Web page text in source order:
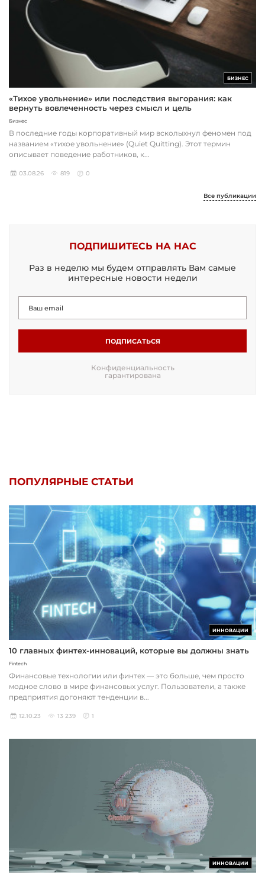
БИЗНЕС
«Тихое увольнение» или последствия выгорания: как
вернуть вовлеченность через смысл и цель
Бизнес
В последние годы корпоративный мир всколыхнул феномен под
названием «тихое увольнение» (Quiet Quitting). Этот термин
описывает поведение работников, к...
03.08.26 819 0
Все публикации
ПОДПИШИТЕСЬ НА НАС
Раз в неделю мы будем отправлять Вам самые
интересные новости недели
ПОДПИСАТЬСЯ
Конфиденциальность
гарантирована
ПОПУЛЯРНЫЕ СТАТЬИ
ИННОВАЦИИ
10 главных финтех-инноваций, которые вы должны знать
Fintech
Финансовые технологии или финтех — это больше, чем просто
модное слово в мире финансовых услуг. Пользователи, а также
предприятия догоняют тенденции в...
12.10.23 13 239 1
ИННОВАЦИИ